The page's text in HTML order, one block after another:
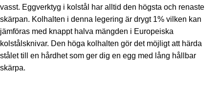
vasst. Eggverktyg i kolstål har alltid den högsta och renaste
skärpan. Kolhalten i denna legering är drygt 1% vilken kan
jämföras med knappt halva mängden i Europeiska
kolstålsknivar. Den höga kolhalten gör det möjligt att härda
stålet till en hårdhet som ger dig en egg med lång hållbar
skärpa.